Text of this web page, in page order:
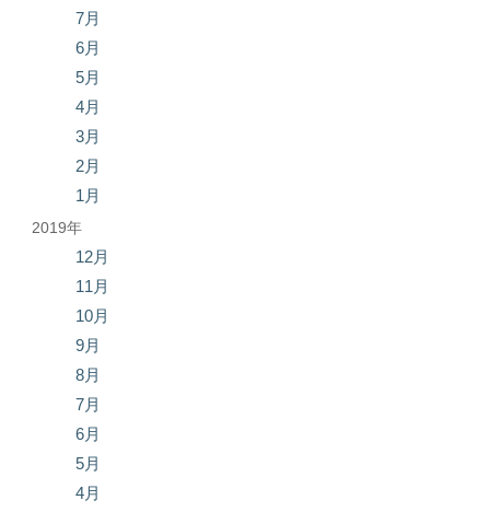
7月
6月
5月
4月
3月
2月
1月
2019年
12月
11月
10月
9月
8月
7月
6月
5月
4月